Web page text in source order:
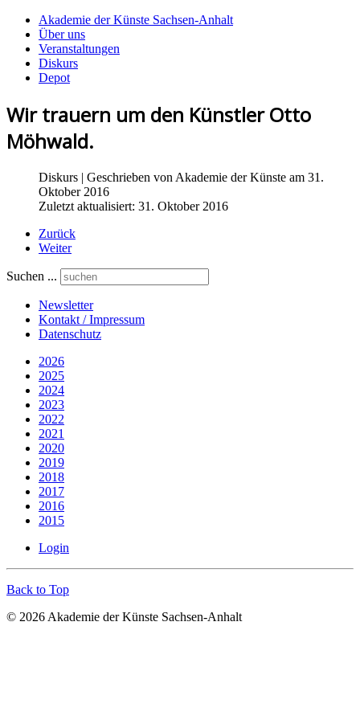
Akademie der Künste Sachsen-Anhalt
Über uns
Veranstaltungen
Diskurs
Depot
Wir trauern um den Künstler Otto
Möhwald.
Diskurs | Geschrieben von Akademie der Künste am 31.
Oktober 2016
Zuletzt aktualisiert: 31. Oktober 2016
Zurück
Weiter
Suchen ...
Newsletter
Kontakt / Impressum
Datenschutz
2026
2025
2024
2023
2022
2021
2020
2019
2018
2017
2016
2015
Login
Back to Top
© 2026 Akademie der Künste Sachsen-Anhalt